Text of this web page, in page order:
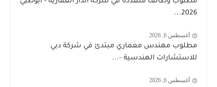
مطلوب وظائف متعددة في شركة الدار العقارية - أبوظبي
2026...
أغسطس 6, 2026
مطلوب مهندس معماري مبتدئ في شركة دبي
للاستشارات الهندسية -...
أغسطس 6, 2026